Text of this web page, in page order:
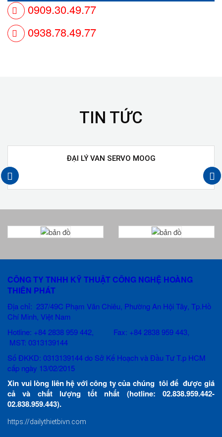
0909.30.49.77
0938.78.49.77
TIN TỨC
ĐẠI LÝ VAN SERVO MOOG
prev
next
CÔNG TY TNHH KỸ THUẬT CÔNG NGHỆ HOÀNG
THIÊN PHÁT
Địa chỉ: 237/49C Phạm Văn Chiêu, Phường An Hội Tây, Tp.Hồ
Chí Minh, Việt Nam
Hotline: +84 2838 959 442, Fax: +84 2838 959 443,
MST: 0313139144
Số ĐKKD: 0313139144 do Sở Kế Hoạch và Đầu Tư T.p HCM
cấp ngày 13/02/2015
Xin vui lòng liên hệ với công ty của chúng tôi để được giá
cả và chất lượng tốt nhất (hotline: 02.838.959.442-
02.838.959.443).
https://dailythietbivn.com